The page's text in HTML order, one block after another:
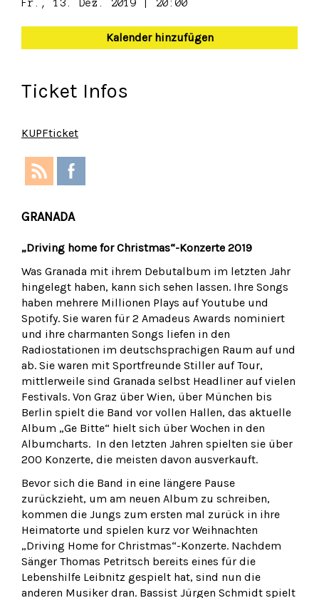
Fr., 13. Dez. 2019 | 20:00
Kalender hinzufügen
Ticket Infos
KUPFticket
GRANADA
„Driving home for Christmas“-Konzerte 2019
Was Granada mit ihrem Debutalbum im letzten Jahr
hingelegt haben, kann sich sehen lassen. Ihre Songs
haben mehrere Millionen Plays auf Youtube und
Spotify. Sie waren für 2 Amadeus Awards nominiert
und ihre charmanten Songs liefen in den
Radiostationen im deutschsprachigen Raum auf und
ab. Sie waren mit Sportfreunde Stiller auf Tour,
mittlerweile sind Granada selbst Headliner auf vielen
Festivals. Von Graz über Wien, über München bis
Berlin spielt die Band vor vollen Hallen, das aktuelle
Album „Ge Bitte“ hielt sich über Wochen in den
Albumcharts. In den letzten Jahren spielten sie über
200 Konzerte, die meisten davon ausverkauft.
Bevor sich die Band in eine längere Pause
zurückzieht, um am neuen Album zu schreiben,
kommen die Jungs zum ersten mal zurück in ihre
Heimatorte und spielen kurz vor Weihnachten
„Driving Home for Christmas“-Konzerte. Nachdem
Sänger Thomas Petritsch bereits eines für die
Lebenshilfe Leibnitz gespielt hat, sind nun die
anderen Musiker dran. Bassist Jürgen Schmidt spielt